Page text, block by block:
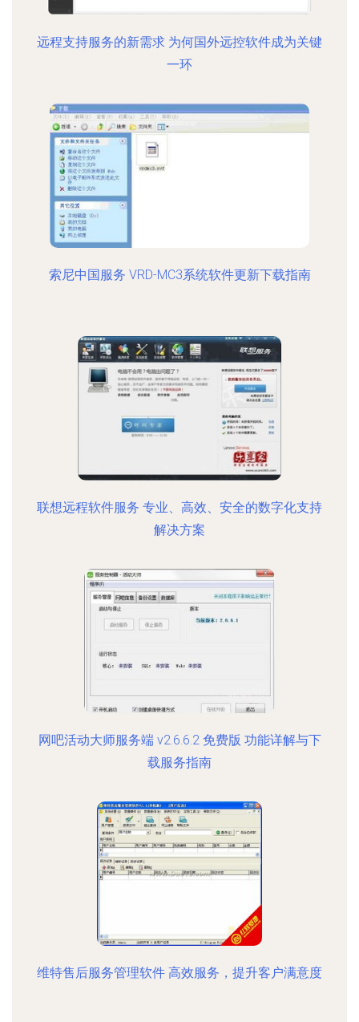
远程支持服务的新需求 为何国外远控软件成为关键
一环
索尼中国服务 VRD-MC3系统软件更新下载指南
联想远程软件服务 专业、高效、安全的数字化支持
解决方案
网吧活动大师服务端 v2.6.6.2 免费版 功能详解与下
载服务指南
维特售后服务管理软件 高效服务，提升客户满意度